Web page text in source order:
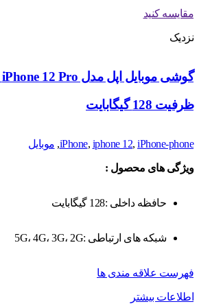
مقایسه کنید
نزدیک
ظرفیت 128 گیگابایت
iPhone, iphone 12, iPhone-phone
, موبایل
ویژگی های محصول :
حافظه داخلی :128 گیگابایت
شبکه های ارتباطی :5G، 4G، 3G، 2G
فهرست علاقه مندی ها
اطلاعات بیشتر